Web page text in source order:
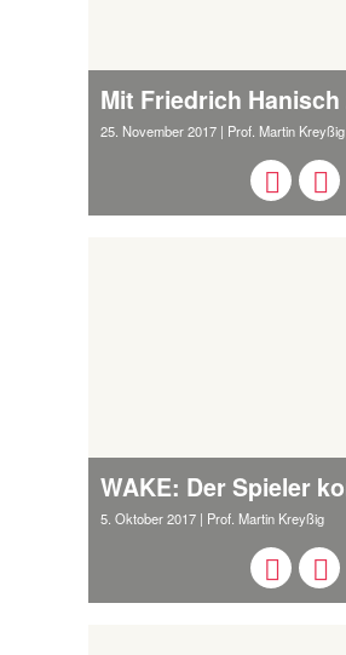
25. November 2017 | Prof. Martin Kreyßig
5. Oktober 2017 | Prof. Martin Kreyßig